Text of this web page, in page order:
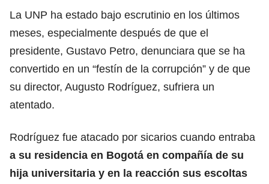
La UNP ha estado bajo escrutinio en los últimos
meses, especialmente después de que el
presidente, Gustavo Petro, denunciara que se ha
convertido en un “festín de la corrupción” y de que
su director, Augusto Rodríguez, sufriera un
atentado.
Rodríguez fue atacado por sicarios cuando entraba
a su residencia en Bogotá en compañía de su
hija universitaria y en la reacción sus escoltas